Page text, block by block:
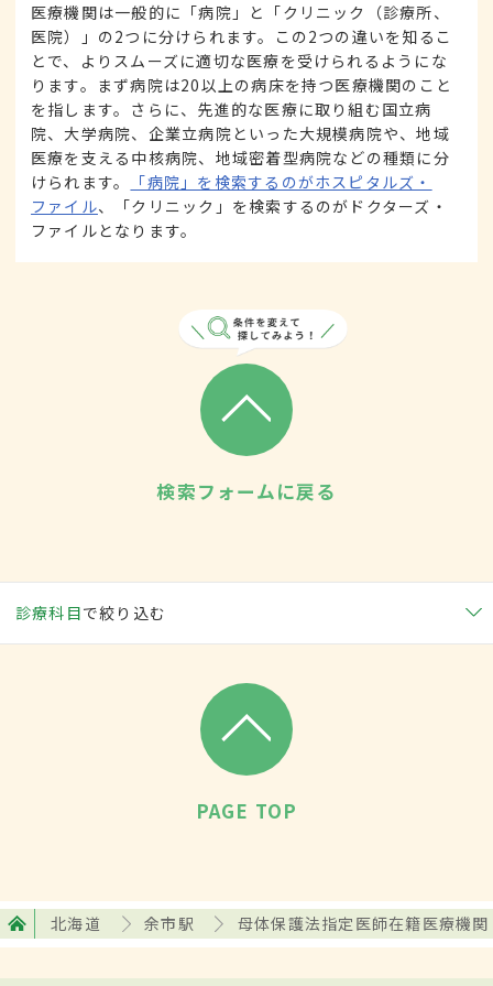
医療機関は一般的に「病院」と「クリニック（診療所、
医院）」の2つに分けられます。この2つの違いを知るこ
とで、よりスムーズに適切な医療を受けられるようにな
ります。まず病院は20以上の病床を持つ医療機関のこと
を指します。さらに、先進的な医療に取り組む国立病
院、大学病院、企業立病院といった大規模病院や、地域
医療を支える中核病院、地域密着型病院などの種類に分
けられます。
「病院」を検索するのがホスピタルズ・
ファイル、「クリニック」を検索するのがドクターズ・
ファイルとなります。
検索フォームに戻る
診療科目で絞り込む
PAGE TOP
北海道 余市駅 母体保護法指定医師在籍医療機関